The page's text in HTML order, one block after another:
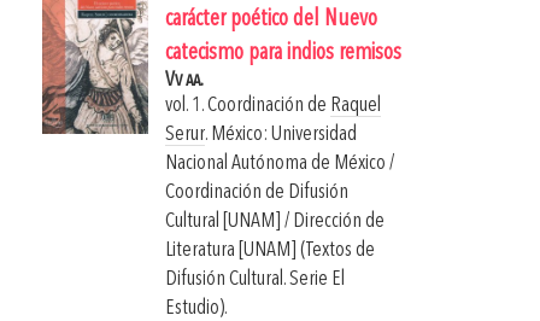
carácter poético del Nuevo
catecismo para indios remisos
Vv aa.
vol. 1. Coordinación de Raquel
Serur. México: Universidad
Nacional Autónoma de México /
Coordinación de Difusión
Cultural [UNAM] / Dirección de
Literatura [UNAM] (Textos de
Difusión Cultural. Serie El
Estudio).